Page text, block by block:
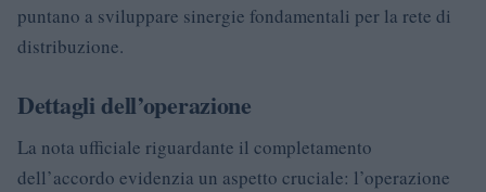
puntano a sviluppare sinergie fondamentali per la rete di
distribuzione.
Dettagli dell’operazione
La nota ufficiale riguardante il completamento
dell’accordo evidenzia un aspetto cruciale: l’operazione